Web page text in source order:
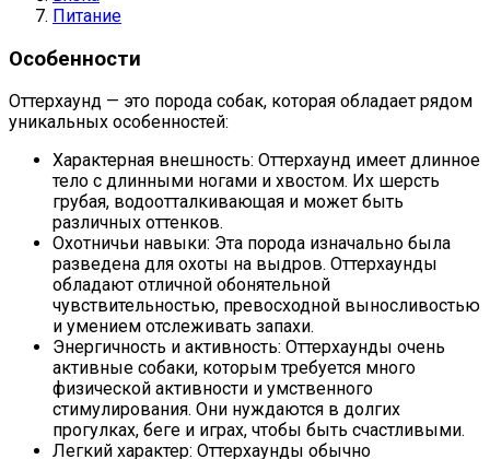
Питание
Особенности
Оттерхаунд — это порода собак, которая обладает рядом
уникальных особенностей:
Характерная внешность: Оттерхаунд имеет длинное
тело с длинными ногами и хвостом. Их шерсть
грубая, водоотталкивающая и может быть
различных оттенков.
Охотничьи навыки: Эта порода изначально была
разведена для охоты на выдров. Оттерхаунды
обладают отличной обонятельной
чувствительностью, превосходной выносливостью
и умением отслеживать запахи.
Энергичность и активность: Оттерхаунды очень
активные собаки, которым требуется много
физической активности и умственного
стимулирования. Они нуждаются в долгих
прогулках, беге и играх, чтобы быть счастливыми.
Легкий характер: Оттерхаунды обычно